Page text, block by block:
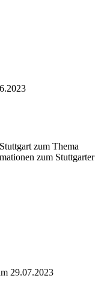
zum Thema
zum Stuttgarter
29.07.2023